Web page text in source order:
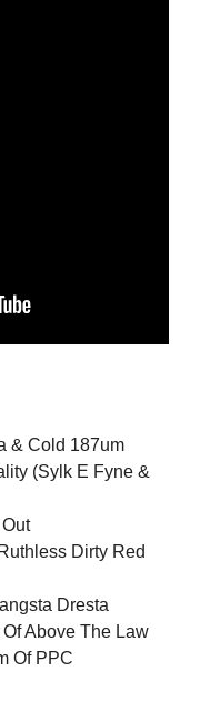
& Cold 187um
(Sylk E Fyne &
Dirty Red
Dresta
Above The Law
Of PPC